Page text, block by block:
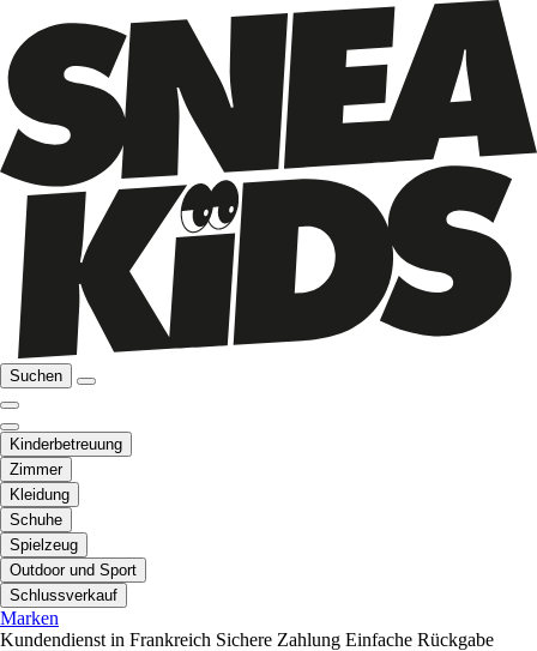
Suchen
Kinderbetreuung
Zimmer
Kleidung
Schuhe
Spielzeug
Outdoor und Sport
Schlussverkauf
Marken
Kundendienst in Frankreich Sichere Zahlung Einfache Rückgabe